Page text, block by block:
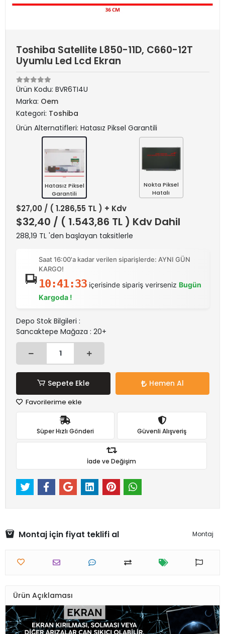
Toshiba Satellite L850-11D, C660-12T
Uyumlu Led Lcd Ekran
Ürün Kodu: BVR6TI4U
Marka: Oem
Kategori: Toshiba
Ürün Alternatifleri: Hatasız Piksel Garantili
Hatasız Piksel
Garantili
Nokta Piksel
Hatalı
$27,00 / ( 1.286,55 TL ) + Kdv
$32,40 / ( 1.543,86 TL ) Kdv Dahil
288,19 TL 'den başlayan taksitlerle
Saat 16:00'a kadar verilen siparişlerde: AYNI GÜN
KARGO!
10:41:33içerisinde sipariş verirseniz Bugün
Kargoda !
Depo Stok Bilgileri :
Sancaktepe Mağaza : 20+
Sepete Ekle Hemen Al
Favorilerime ekle
Süper Hızlı Gönderi Güvenli Alışveriş
İade ve Değişim
Montaj için fiyat teklifi al Montaj
Ürün Açıklaması